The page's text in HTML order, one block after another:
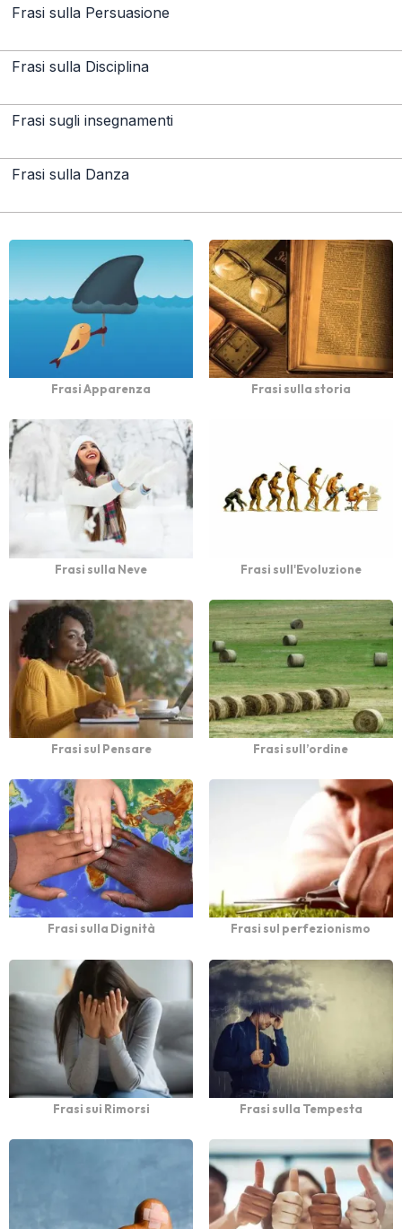
Frasi sulla Persuasione
Frasi sulla Disciplina
Frasi sugli insegnamenti
Frasi sulla Danza
Frasi Apparenza Frasi sulla storia
Frasi sulla Neve Frasi sull'Evoluzione
Frasi sul Pensare Frasi sull’ordine
Frasi sulla Dignità Frasi sul perfezionismo
Frasi sui Rimorsi Frasi sulla Tempesta